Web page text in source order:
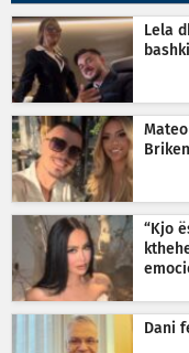
Lela
“Kjo
Dani